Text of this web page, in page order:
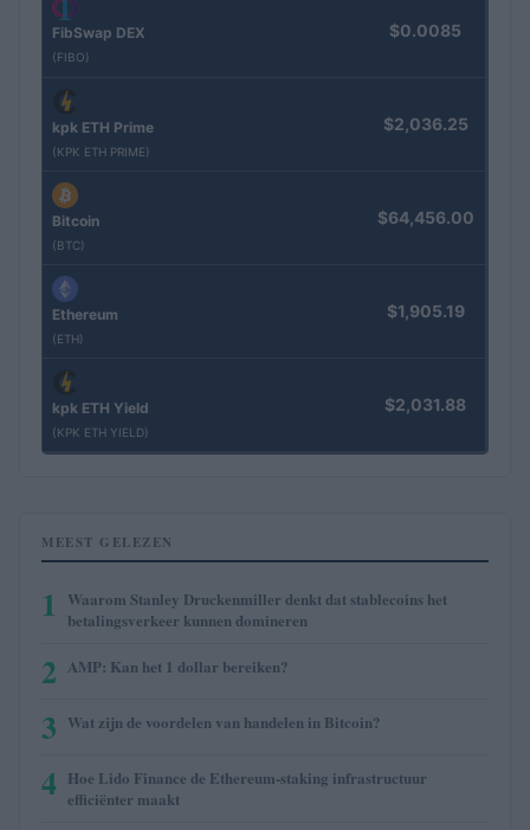
FibSwap DEX
(FIBO)
$0.0085
kpk ETH Prime
(KPK ETH PRIME)
$2,036.25
Bitcoin
(BTC)
$64,456.00
Ethereum
(ETH)
$1,905.19
kpk ETH Yield
(KPK ETH YIELD)
$2,031.88
MEEST GELEZEN
1
Waarom Stanley Druckenmiller denkt dat stablecoins het
betalingsverkeer kunnen domineren
2 AMP: Kan het 1 dollar bereiken?
3 Wat zijn de voordelen van handelen in Bitcoin?
4 Hoe Lido Finance de Ethereum-staking infrastructuur
efficiënter maakt